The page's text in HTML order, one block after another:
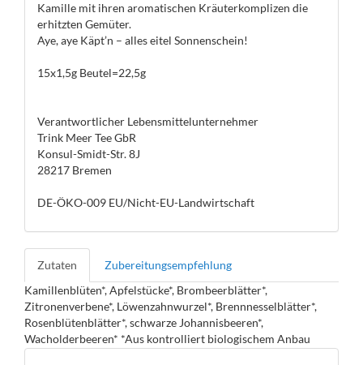
Kamille mit ihren aromatischen Kräuterkomplizen die
erhitzten Gemüter.
Aye, aye Käpt’n – alles eitel Sonnenschein!
15x1,5g Beutel=22,5g
Verantwortlicher Lebensmittelunternehmer
Trink Meer Tee GbR
Konsul-Smidt-Str. 8J
28217 Bremen
DE-ÖKO-009 EU/Nicht-EU-Landwirtschaft
Zutaten
Zubereitungsempfehlung
Kamillenblüten*, Apfelstücke*, Brombeerblätter*,
Zitronenverbene*, Löwenzahnwurzel*, Brennnesselblätter*,
Rosenblütenblätter*, schwarze Johannisbeeren*,
Wacholderbeeren* *Aus kontrolliert biologischem Anbau